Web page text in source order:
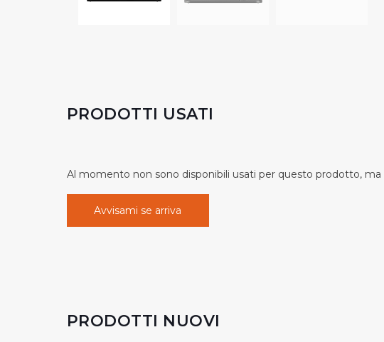
PRODOTTI USATI
Al momento non sono disponibili usati per questo prodotto,
Avvisami se arriva
PRODOTTI NUOVI